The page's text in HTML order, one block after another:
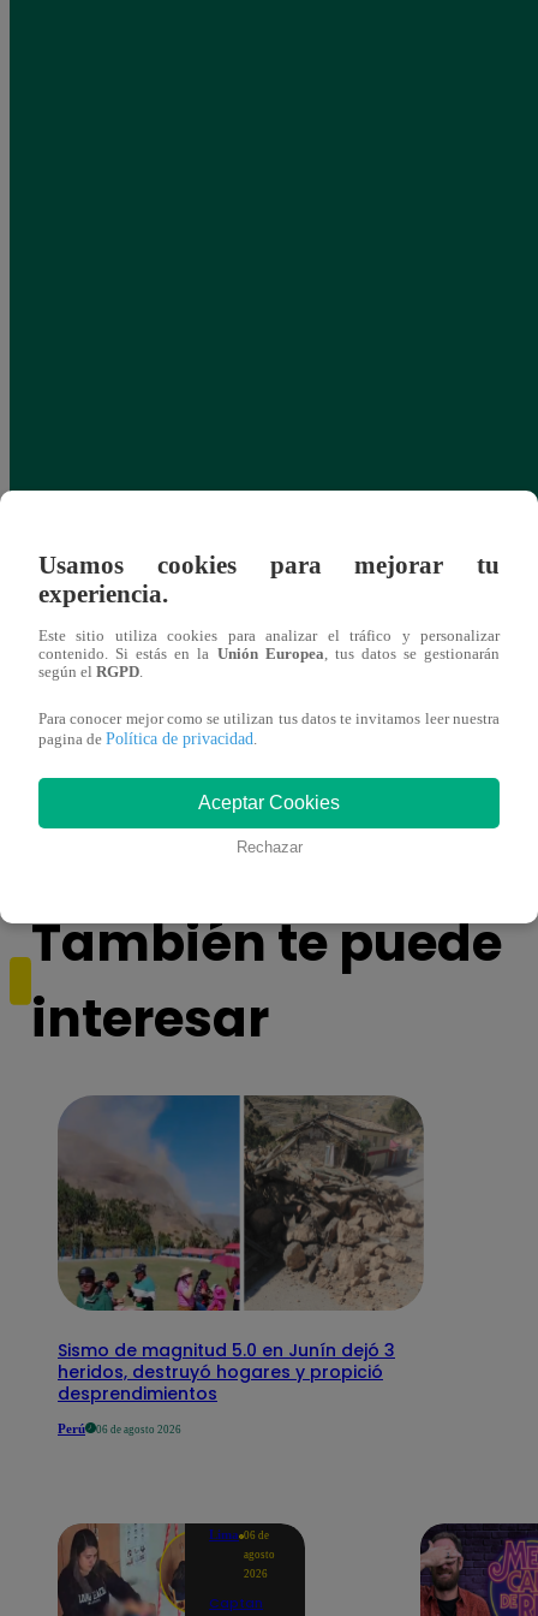
galería en San Juan de Lurigancho
También te puede
interesar
Sismo de magnitud 5.0 en Junín dejó 3
heridos, destruyó hogares y propició
desprendimientos
Perú 06 de agosto 2026
Lima 06 de
agosto
2026
Captan
Usamos cookies para mejorar tu
experiencia.
Este sitio utiliza cookies para analizar el tráfico y personalizar
contenido. Si estás en la Unión Europea , tus datos se gestionarán
según el RGPD
Para conocer mejor como se utilizan tus datos te invitamos leer nuestra
pagina de Política de privacidad
Aceptar Cookies
Rechazar